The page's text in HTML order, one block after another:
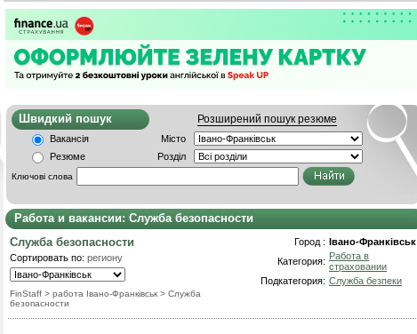
Швидкий пошук Розширений пошук резюме
Вакансія
Місто
Резюме
Розділ
Ключові слова
Работа и вакансии: Служба безопасности
Служба безопасности
Сортировать по: региону
FinStaff > работа Івано-Франківськ > Служба
безопасности
Город : Івано-Франківськ
Категория: Работа в
страховании
Подкатегория: Служба безпеки